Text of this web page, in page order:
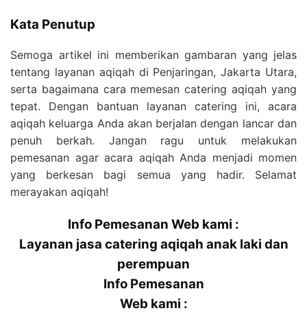
Kata Penutup
Semoga artikel ini memberikan gambaran yang jelas
tentang layanan aqiqah di Penjaringan, Jakarta Utara,
serta bagaimana cara memesan catering aqiqah yang
tepat. Dengan bantuan layanan catering ini, acara
aqiqah keluarga Anda akan berjalan dengan lancar dan
penuh berkah. Jangan ragu untuk melakukan
pemesanan agar acara aqiqah Anda menjadi momen
yang berkesan bagi semua yang hadir. Selamat
merayakan aqiqah!
Info Pemesanan Web kami :
Layanan jasa catering aqiqah anak laki dan
perempuan
Info Pemesanan
Web kami :